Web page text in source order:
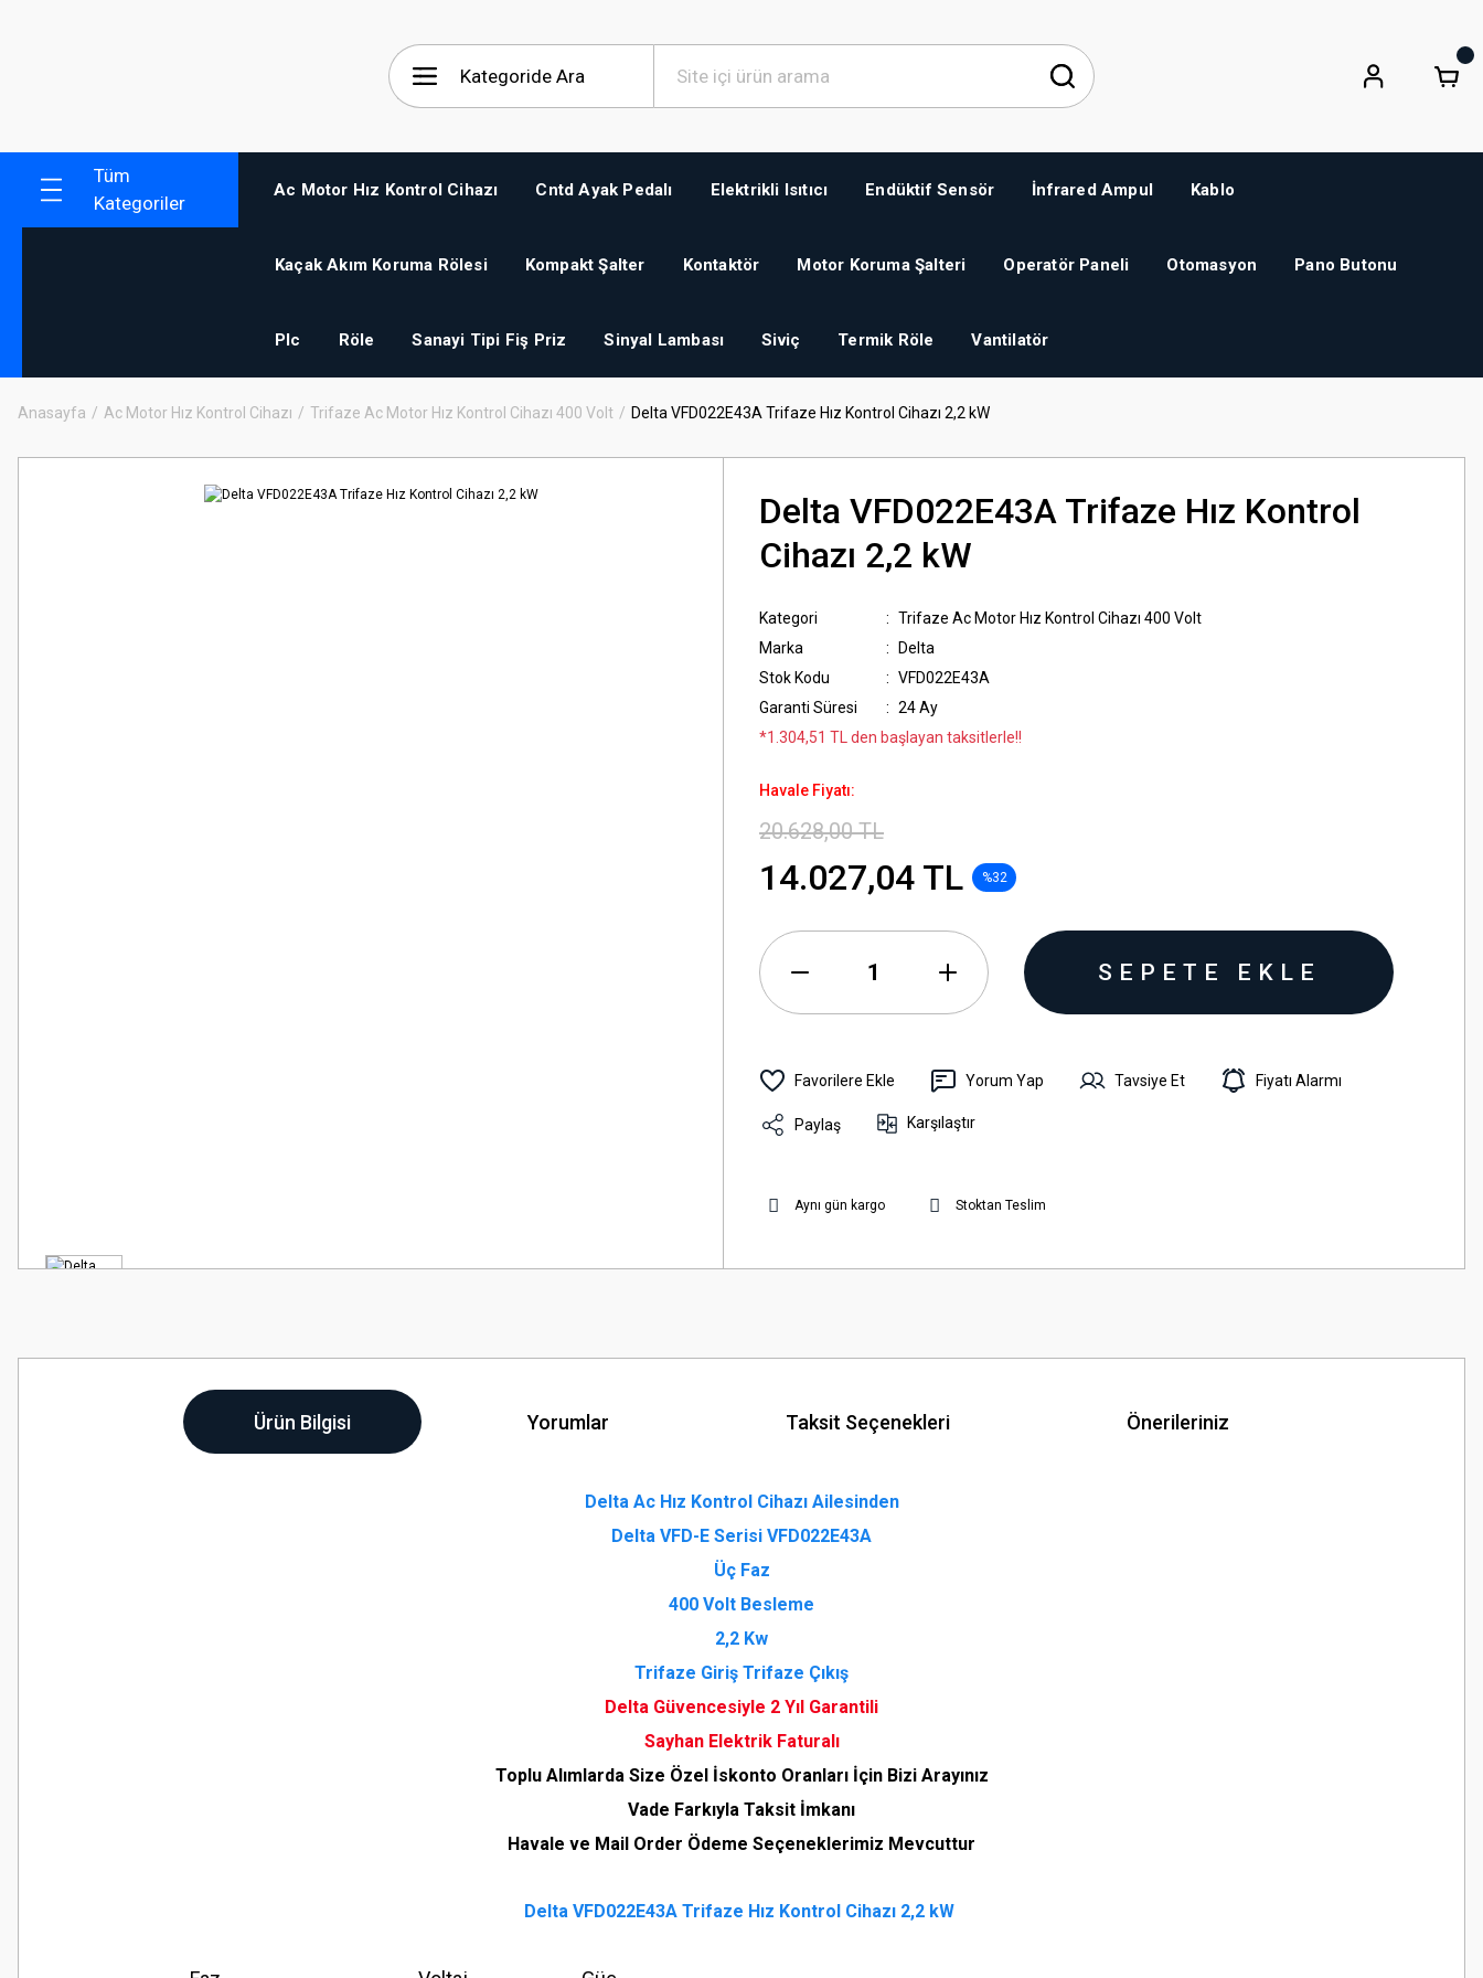
Tüm
Kategoriler
Ac Motor Hız Kontrol Cihazı Cntd Ayak Pedalı Elektrikli Isıtıcı Endüktif Sensör İnfrared Ampul Kablo
Kaçak Akım Koruma Rölesi Kompakt Şalter Kontaktör Motor Koruma Şalteri Operatör Paneli Otomasyon Pano Butonu
Plc Röle Sanayi Tipi Fiş Priz Sinyal Lambası Siviç Termik Röle Vantilatör
Anasayfa Ac Motor Hız Kontrol Cihazı Trifaze Ac Motor Hız Kontrol Cihazı 400 Volt Delta VFD022E43A Trifaze Hız Kontrol Cihazı 2,2 kW
Delta VFD022E43A Trifaze Hız Kontrol
Cihazı 2,2 kW
Kategori
Trifaze Ac Motor Hız Kontrol Cihazı 400 Volt
Marka
Delta
Stok Kodu
VFD022E43A
Garanti Süresi
24 Ay
*1.304,51 TL den başlayan taksitlerle!!
Havale Fiyatı:
20.628,00 TL
14.027,04 TL %32
SEPETE EKLE
Yorum Yap Tavsiye Et Fiyatı Alarmı
Paylaş Karşılaştır
Aynı gün kargo Stoktan Teslim
Ürün Bilgisi Yorumlar Taksit Seçenekleri Önerileriniz
Delta Ac Hız Kontrol Cihazı Ailesinden
Delta VFD-E Serisi VFD022E43A
Üç Faz
400 Volt Besleme
2,2 Kw
Trifaze Giriş Trifaze Çıkış
Delta Güvencesiyle 2 Yıl Garantili
Sayhan Elektrik Faturalı
Toplu Alımlarda Size Özel İskonto Oranları İçin Bizi Arayınız
Vade Farkıyla Taksit İmkanı
Havale ve Mail Order Ödeme Seçeneklerimiz Mevcuttur
Delta VFD022E43A Trifaze Hız Kontrol Cihazı 2,2 kW